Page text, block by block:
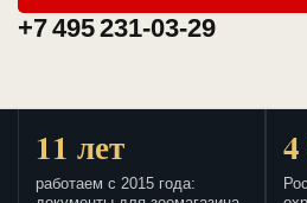
+7 495 231-03-29
11 лет
работаем с 2015 года: